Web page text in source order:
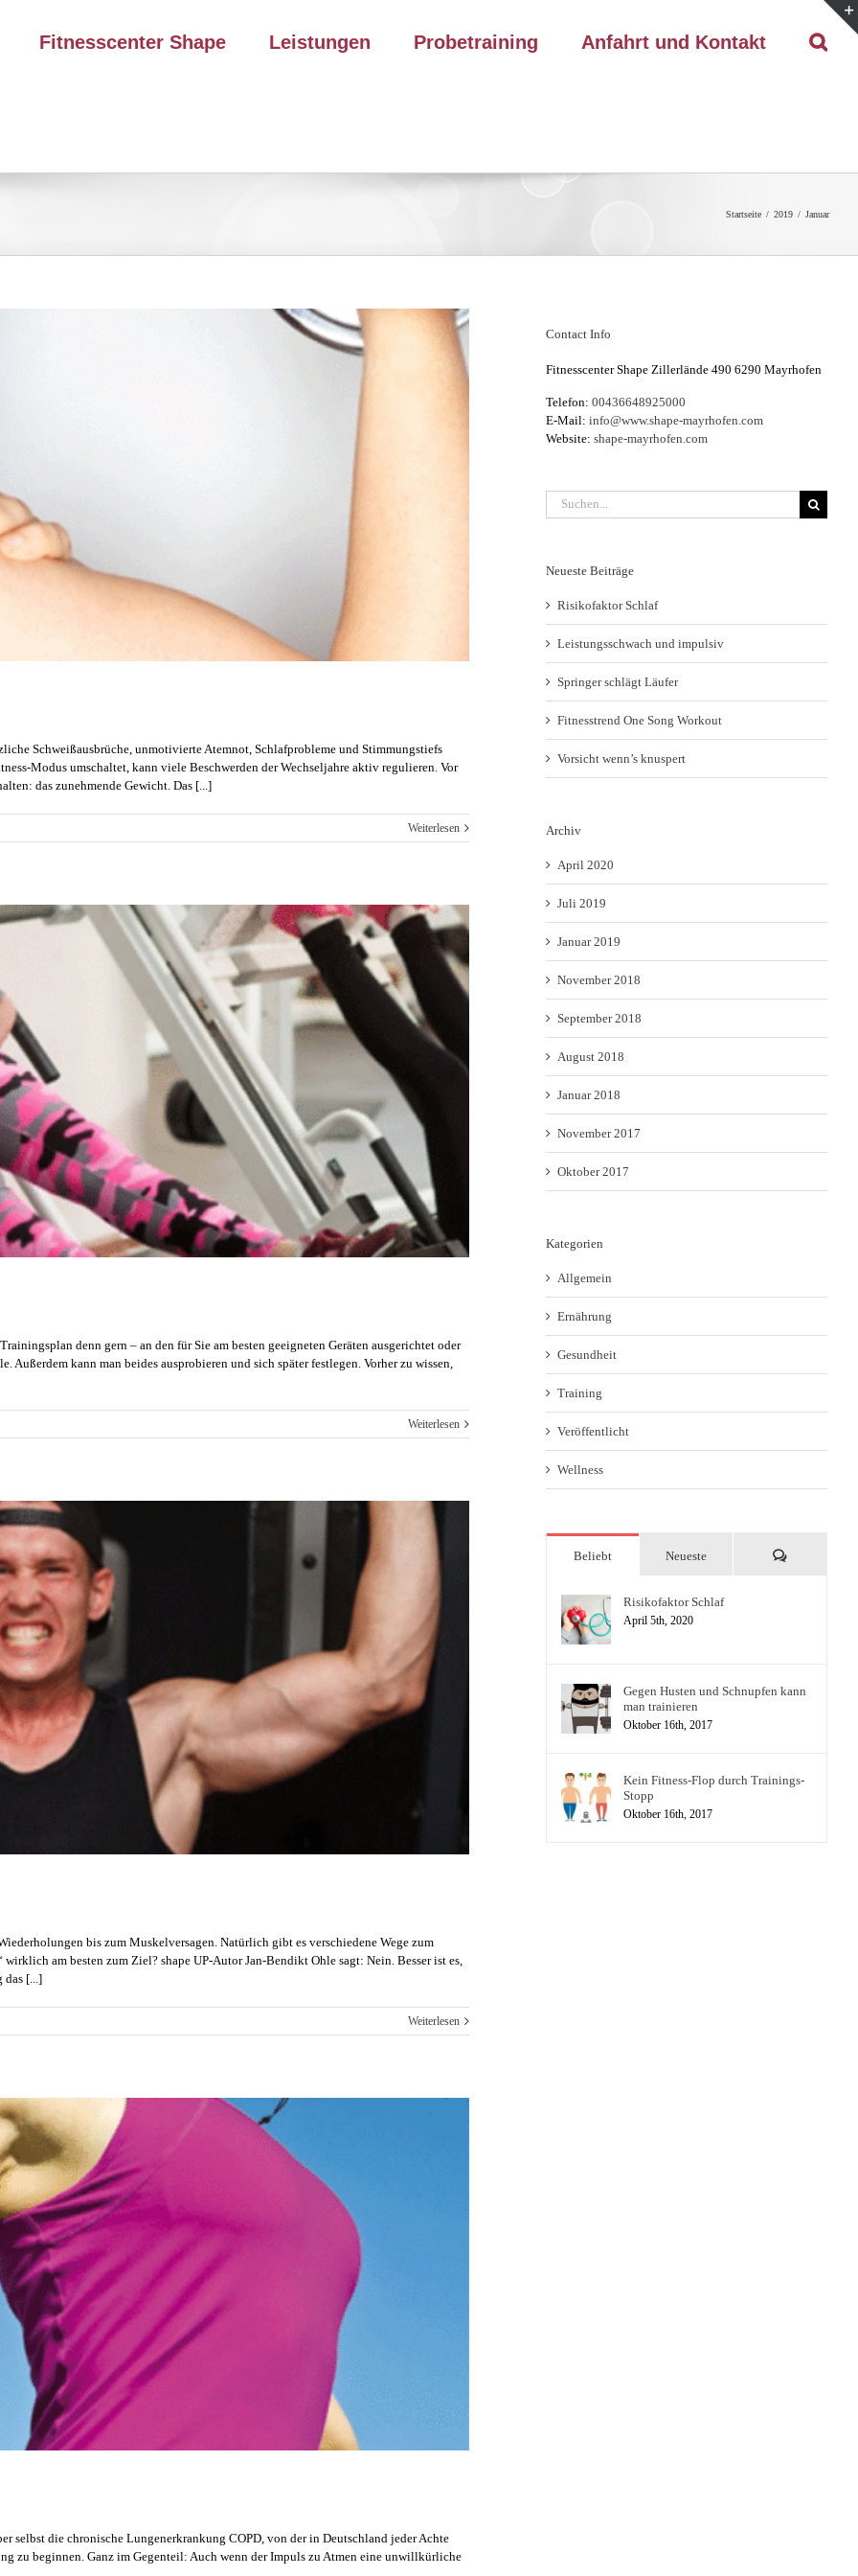
Fitnesscenter Shape Leistungen Probetraining Anfahrt und Kontakt
Startseite / 2019 / Januar
Schweißausbrüche, unmotivierte Atemnot, Schlafprobleme und Stimmungstiefs
Modus umschaltet, kann viele Beschwerden der Wechseljahre aktiv regulieren. Vor
das zunehmende Gewicht. Das [...]
Weiterlesen
denn gern – an den für Sie am besten geeigneten Geräten ausgerichtet oder
kann man beides ausprobieren und sich später festlegen. Vorher zu wissen,
Weiterlesen
bis zum Muskelversagen. Natürlich gibt es verschiedene Wege zum
am besten zum Ziel? shape UP-Autor Jan-Bendikt Ohle sagt: Nein. Besser ist es,
das [...]
Weiterlesen
selbst die chronische Lungenerkrankung COPD, von der in Deutschland jeder Achte
zu beginnen. Ganz im Gegenteil: Auch wenn der Impuls zu Atmen eine unwillkürliche
Contact Info
Fitnesscenter Shape Zillerlände 490 6290 Mayrhofen
Telefon: 00436648925000
E-Mail: info@www.shape-mayrhofen.com
Website: shape-mayrhofen.com
Suche
nach:
Neueste Beiträge
Risikofaktor Schlaf
Leistungsschwach und impulsiv
Springer schlägt Läufer
Fitnesstrend One Song Workout
Vorsicht wenn’s knuspert
Archiv
April 2020
Juli 2019
Januar 2019
November 2018
September 2018
August 2018
Januar 2018
November 2017
Oktober 2017
Kategorien
Allgemein
Ernährung
Gesundheit
Training
Veröffentlicht
Wellness
Beliebt Neueste Kommentare
Risikofaktor Schlaf
April 5th, 2020
Gegen Husten und Schnupfen kann
man trainieren
Oktober 16th, 2017
Kein Fitness-Flop durch Trainings-
Stopp
Oktober 16th, 2017